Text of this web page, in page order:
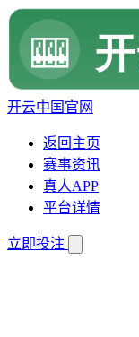
开云中国官网
返回主页
赛事资讯
真人APP
平台详情
立即投注